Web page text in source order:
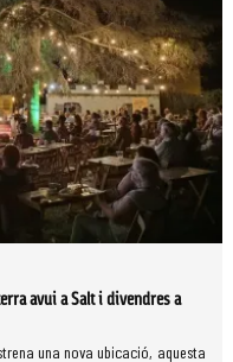
avui a Salt i divendres a
una nova ubicació, aquesta